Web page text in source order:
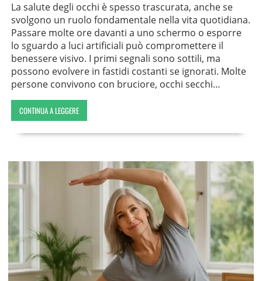
La salute degli occhi è spesso trascurata, anche se
svolgono un ruolo fondamentale nella vita quotidiana.
Passare molte ore davanti a uno schermo o esporre
lo sguardo a luci artificiali può compromettere il
benessere visivo. I primi segnali sono sottili, ma
possono evolvere in fastidi costanti se ignorati. Molte
persone convivono con bruciore, occhi secchi…
CONTINUA A LEGGERE